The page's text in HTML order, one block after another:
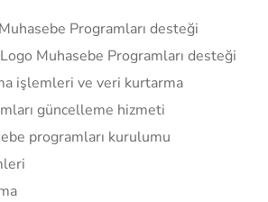
Programları desteği
Muhasebe Programları desteği
işlemleri ve veri kurtarma
güncelleme hizmeti
programları kurulumu